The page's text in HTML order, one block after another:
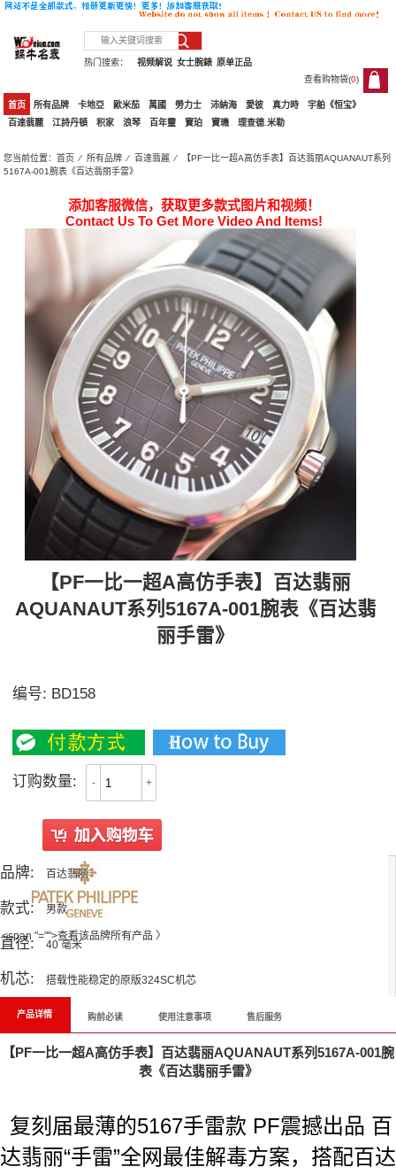
热门搜索： 原单正品
女士腕錶
视频解说
查看购物袋(0)
0
首页 所有品牌 卡地亞 歐米茄 萬國 勞力士 沛納海 愛彼 真力時
宇舶《恒宝》
百達翡麗
江詩丹頓 积家 浪琴 百年靈 寶珀 寶璣 理查德.米勒
您当前位置：首页 ⁄所有品牌 ⁄ 百達翡麗 ⁄ 【PF一比一超A高仿手表】百达翡丽AQUANAUT系列
5167A-001腕表《百达翡丽手雷》
添加客服微信，获取更多款式图片和视频！
Contact Us To Get More Video And Items!
【PF一比一超A高仿手表】百达翡丽
AQUANAUT系列5167A-001腕表《百达翡
丽手雷》
编号: BD158
订购数量: - +
<span "="">查看该品牌所有产品 〉
品牌: 百达翡丽
款式: 男款
直径: 40 毫米
机芯: 搭载性能稳定的原版324SC机芯
产品详情 购前必读 使用注意事项 售后服务
【PF一比一超A高仿手表】百达翡丽AQUANAUT系列5167A-001腕
表《百达翡丽手雷》
复刻届最薄的5167手雷款 PF震撼出品 百
达翡丽“手雷”全网最佳解毒方案，搭配百达